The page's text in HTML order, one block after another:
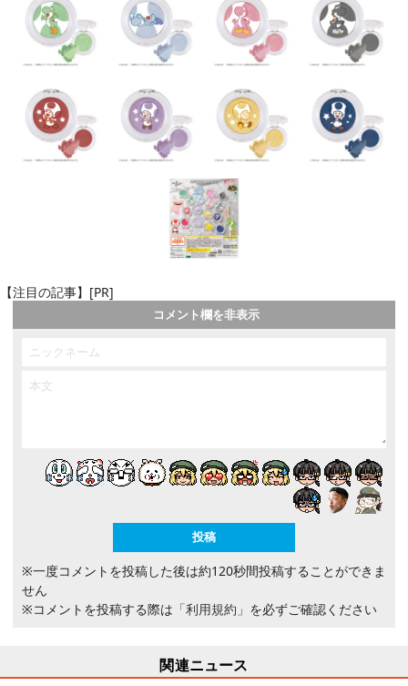
【注目の記事】[PR]
コメント欄を非表示
※一度コメントを投稿した後は約120秒間投稿することができま
せん
※コメントを投稿する際は 「利用規約」 を必ずご確認ください
関連ニュース